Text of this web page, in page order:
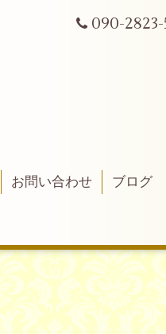
090-2823-
お問い合わせ
ブログ